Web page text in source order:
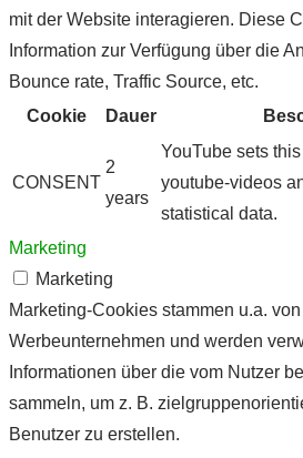
mit der Website interagieren. Diese
Information zur Verfügung über die
Bounce rate, Traffic Source, etc.
Cookie
Dauer
CONSENT
2
years
YouTube sets
youtube-videos
statistical data.
Marketing
Marketing
Marketing-Cookies stammen u.a.
Werbeunternehmen und werden
Informationen über die vom Nutzer
sammeln, um z. B.
Benutzer zu erstellen.